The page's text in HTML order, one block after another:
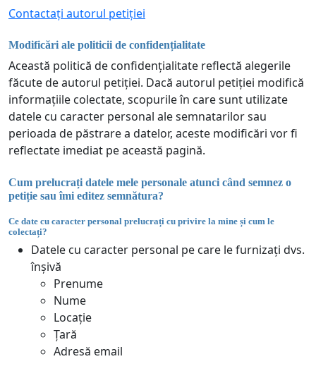
Contactați autorul petiției
Modificări ale politicii de confidențialitate
Această politică de confidențialitate reflectă alegerile
făcute de autorul petiției. Dacă autorul petiției modifică
informațiile colectate, scopurile în care sunt utilizate
datele cu caracter personal ale semnatarilor sau
perioada de păstrare a datelor, aceste modificări vor fi
reflectate imediat pe această pagină.
Cum prelucrați datele mele personale atunci când semnez o
petiție sau îmi editez semnătura?
Ce date cu caracter personal prelucrați cu privire la mine și cum le
colectați?
Datele cu caracter personal pe care le furnizați dvs.
înșivă
Prenume
Nume
Locație
Țară
Adresă email